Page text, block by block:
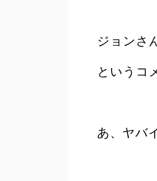
ジョンさ
というコ
あ、ヤバ